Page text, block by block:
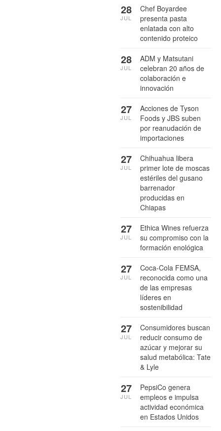
Chef Boyardee
presenta pasta
enlatada con alto
contenido proteico
28
JUL
ADM y Matsutani
celebran 20 años de
colaboración e
innovación
28
JUL
Acciones de Tyson
Foods y JBS suben
por reanudación de
importaciones
27
JUL
Chihuahua libera
primer lote de moscas
estériles del gusano
barrenador
producidas en
Chiapas
27
JUL
Ethica Wines refuerza
su compromiso con la
formación enológica
27
JUL
Coca-Cola FEMSA,
reconocida como una
de las empresas
líderes en
sostenibilidad
27
JUL
Consumidores buscan
reducir consumo de
azúcar y mejorar su
salud metabólica: Tate
& Lyle
27
JUL
PepsiCo genera
empleos e impulsa
actividad económica
en Estados Unidos
27
JUL